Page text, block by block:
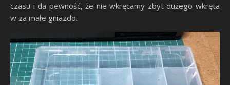
czasu i da pewność, że nie wkręcamy zbyt dużego wkręta
w za małe gniazdo.